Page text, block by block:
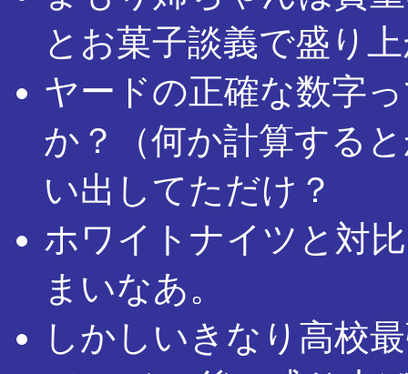
とお菓子談義で盛り
ヤードの正確な数字
か？（何か計算する
い出してただけ？
ホワイトナイツと対
まいなあ。
しかしいきなり高校